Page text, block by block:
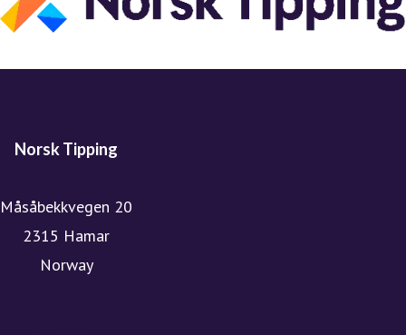
Hvert år kommer spillemidlene norsk idrett, kultur og
gode.
for befolkningen over hele landet. I 2024 gikk 8 milliarder
Norsk Tipping holder til på Hamar og har cirka 425
Norsk Tipping
Måsåbekkvegen 20
2315 Hamar
Norway